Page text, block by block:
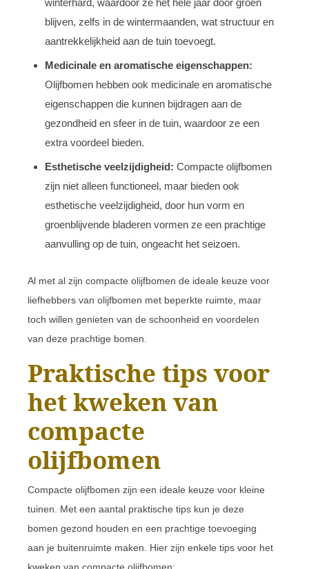
winterhard, waardoor ze het hele jaar door groen
blijven, zelfs in de wintermaanden, wat structuur en
aantrekkelijkheid aan de tuin toevoegt.
Medicinale en aromatische eigenschappen:
Olijfbomen hebben ook medicinale en aromatische
eigenschappen die kunnen bijdragen aan de
gezondheid en sfeer in de tuin, waardoor ze een
extra voordeel bieden.
Esthetische veelzijdigheid: Compacte olijfbomen
zijn niet alleen functioneel, maar bieden ook
esthetische veelzijdigheid, door hun vorm en
groenblijvende bladeren vormen ze een prachtige
aanvulling op de tuin, ongeacht het seizoen.
Al met al zijn compacte olijfbomen de ideale keuze voor
liefhebbers van olijfbomen met beperkte ruimte, maar
toch willen genieten van de schoonheid en voordelen
van deze prachtige bomen.
Praktische tips voor
het kweken van
compacte
olijfbomen
Compacte olijfbomen zijn een ideale keuze voor kleine
tuinen. Met een aantal praktische tips kun je deze
bomen gezond houden en een prachtige toevoeging
aan je buitenruimte maken. Hier zijn enkele tips voor het